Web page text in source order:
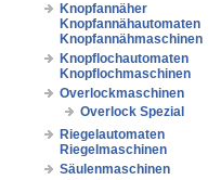
Knopfannäher
Knopfannähautomaten
Knopfannähmaschinen
Knopflochautomaten
Knopflochmaschinen
Overlockmaschinen
Overlock Spezial
Riegelautomaten
Riegelmaschinen
Säulenmaschinen